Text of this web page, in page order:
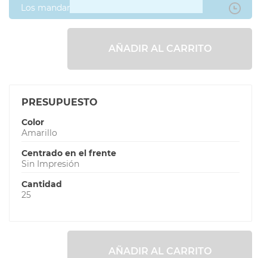
Los mandaré después
AÑADIR AL CARRITO
PRESUPUESTO
Color
Amarillo
Centrado en el frente
Sin Impresión
Cantidad
25
AÑADIR AL CARRITO